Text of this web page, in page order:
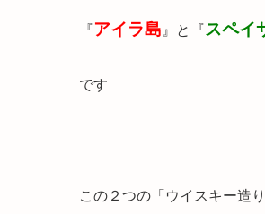
『アイラ島 』と『スペイ
です
この２つの「ウイスキー造